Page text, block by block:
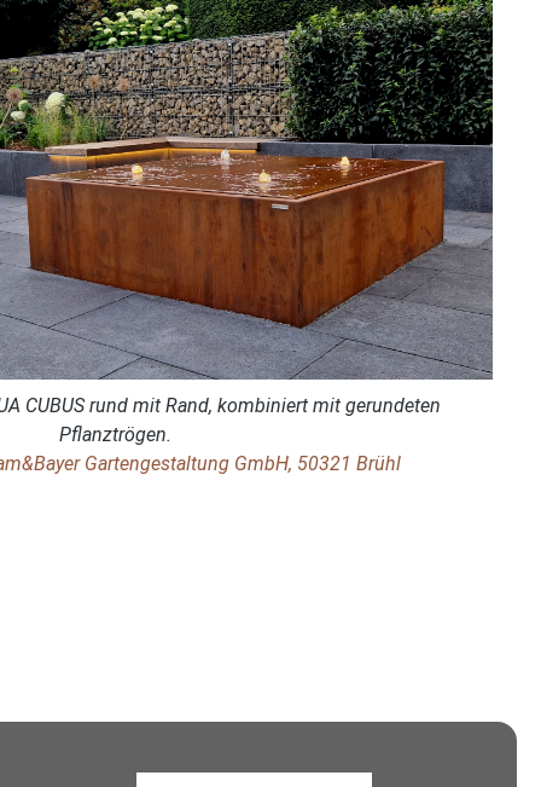
CUBUS rund mit Rand, kombiniert mit gerundeten
Pflanztrögen.
Gartengestaltung GmbH, 50321 Brühl